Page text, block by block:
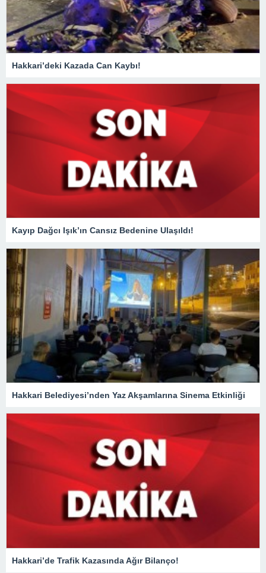
Hakkari’deki Kazada Can Kaybı!
Kayıp Dağcı Işık’ın Cansız Bedenine Ulaşıldı!
Hakkari Belediyesi’nden Yaz Akşamlarına Sinema Etkinliği
Hakkari’de Trafik Kazasında Ağır Bilanço!